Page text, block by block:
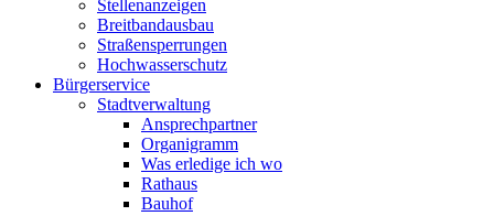
Stellenanzeigen
Breitbandausbau
Straßensperrungen
Hochwasserschutz
Bürgerservice
Stadtverwaltung
Ansprechpartner
Organigramm
Was erledige ich wo
Rathaus
Bauhof